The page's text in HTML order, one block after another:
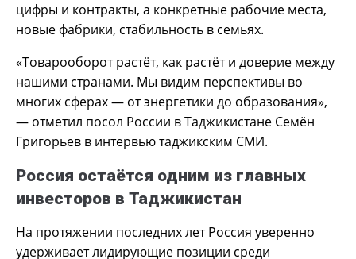
цифры и контракты, а конкретные рабочие места,
новые фабрики, стабильность в семьях.
«Товарооборот растёт, как растёт и доверие между
нашими странами. Мы видим перспективы во
многих сферах — от энергетики до образования»,
— отметил посол России в Таджикистане Семён
Григорьев в интервью таджикским СМИ.
Россия остаётся одним из главных
инвесторов в Таджикистан
На протяжении последних лет Россия уверенно
удерживает лидирующие позиции среди